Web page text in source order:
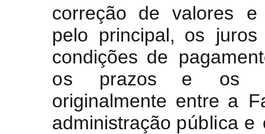
correção de valores
e
pelo principal, os
condições de
os
prazos e os
originalmente entre a
administração pública e